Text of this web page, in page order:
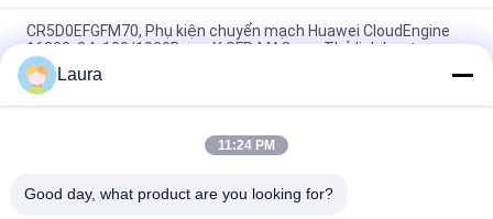
CR5D0EFGFM70, Phụ kiện chuyển mạch Huawei CloudEngine
16800, 24x100/1000Base-X SFP, MACsec, Thẻ linh hoạt
CR5D0SRUAI70, Bảng điều khiển chính Huawei NetEngine 8000,
bộ nhớ 32G/SRUA-1 TA-F/Bảng xử lý chính A18A
CR5DSFUIT07F, bộ chuyển mạch dòng CR5DSFUIT của Huawei,
Laura
11:24 PM
Good day, what product are you looking for?